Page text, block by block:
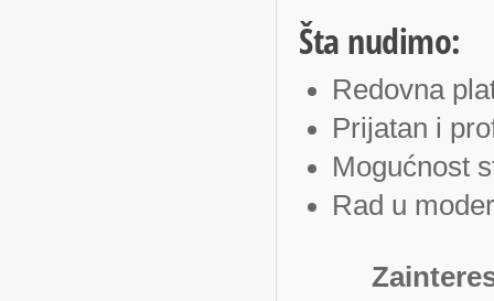
Šta nudimo:
Redovna
Prijatan i
Mogućnost
Rad u